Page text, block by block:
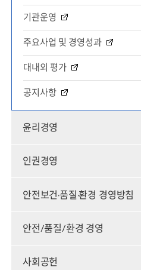
기관운영
주요사업 및 경영성과
대내외 평가
공지사항
윤리경영
인권경영
안전보건·품질·환경 경영방침
안전/품질/환경 경영
사회공헌